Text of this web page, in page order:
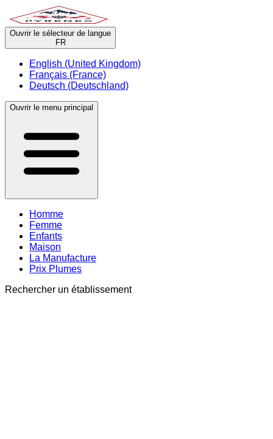
Ouvrir le sélecteur de langue
FR
English (United Kingdom)
Français (France)
Deutsch (Deutschland)
Ouvrir le menu principal
Homme
Femme
Enfants
Maison
La Manufacture
Prix Plumes
Rechercher un établissement